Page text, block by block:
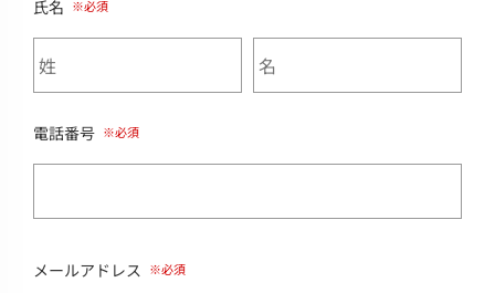
氏名
電話番号
メールアドレス